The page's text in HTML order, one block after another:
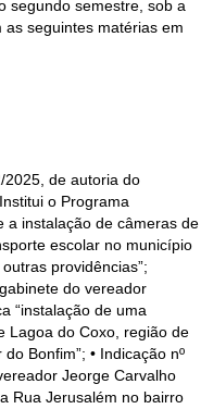
segundo semestre, sob a
as seguintes matérias em
2025, de autoria do
o Programa
a instalação de câmeras de
escolar no município
providências”;
do vereador
“instalação de uma
Lagoa do Coxo, região de
Bonfim”; • Indicação nº
Jeorge Carvalho
Rua Jerusalém no bairro